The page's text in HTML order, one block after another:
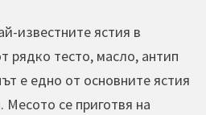
известните ястия в
рядко тесто, масло, антип
е едно от основните ястия
Месото се приготвя на